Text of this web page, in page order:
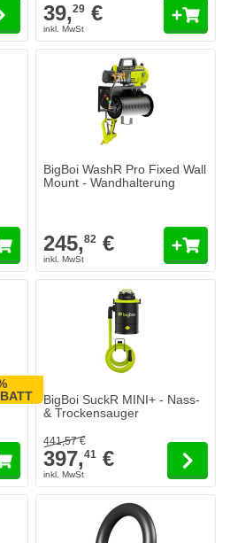
39,29 €
BigBoi WashR Pro Fixed Wall
Mount - Wandhalterung
245,82 €
BigBoi SuckR MINI+ - Nass-
& Trockensauger
Der Preis hängt von den auf der
441,57€
397,41 €